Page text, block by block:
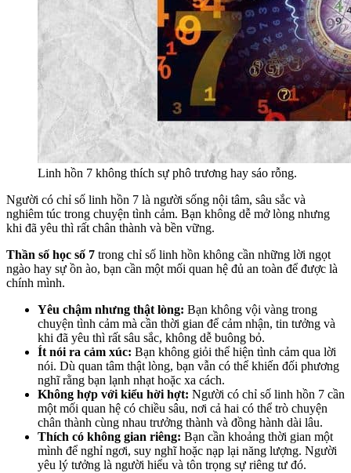
Linh hồn 7 không thích sự phô trương hay sáo rỗng.
Người có chỉ số linh hồn 7 là người sống nội tâm, sâu sắc và
nghiêm túc trong chuyện tình cảm. Bạn không dễ mở lòng nhưng
khi đã yêu thì rất chân thành và bền vững.
Thần số học số 7 trong chỉ số linh hồn không cần những lời ngọt
ngào hay sự ồn ào, bạn cần một mối quan hệ đủ an toàn để được là
chính mình.
Yêu chậm nhưng thật lòng: Bạn không vội vàng trong
chuyện tình cảm mà cần thời gian để cảm nhận, tin tưởng và
khi đã yêu thì rất sâu sắc, không dễ buông bỏ.
Ít nói ra cảm xúc: Bạn không giỏi thể hiện tình cảm qua lời
nói. Dù quan tâm thật lòng, bạn vẫn có thể khiến đối phương
nghĩ rằng bạn lạnh nhạt hoặc xa cách.
Không hợp với kiểu hời hợt: Người có chỉ số linh hồn 7 cần
một mối quan hệ có chiều sâu, nơi cả hai có thể trò chuyện
chân thành cùng nhau trưởng thành và đồng hành dài lâu.
Thích có không gian riêng: Bạn cần khoảng thời gian một
mình để nghỉ ngơi, suy nghĩ hoặc nạp lại năng lượng. Người
yêu lý tưởng là người hiểu và tôn trọng sự riêng tư đó.